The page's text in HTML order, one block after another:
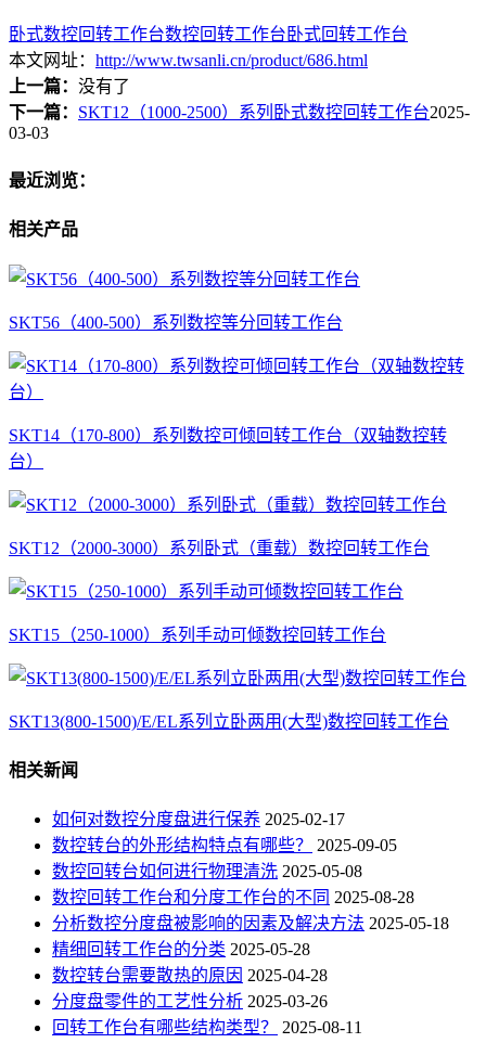
卧式数控回转工作台数控回转工作台卧式回转工作台
本文网址： http://www.twsanli.cn/product/686.html
上一篇： 没有了
下一篇： SKT12（1000-2500）系列卧式数控回转工作台2025-
03-03
最近浏览：
相关产品
SKT56（400-500）系列数控等分回转工作台
SKT14（170-800）系列数控可倾回转工作台（双轴数控转
台）
SKT12（2000-3000）系列卧式（重载）数控回转工作台
SKT15（250-1000）系列手动可倾数控回转工作台
SKT13(800-1500)/E/EL系列立卧两用(大型)数控回转工作台
相关新闻
如何对数控分度盘进行保养 2025-02-17
数控转台的外形结构特点有哪些？
2025-09-05
数控回转台如何进行物理清洗 2025-05-08
数控回转工作台和分度工作台的不同 2025-08-28
分析数控分度盘被影响的因素及解决方法 2025-05-18
精细回转工作台的分类 2025-05-28
数控转台需要散热的原因 2025-04-28
分度盘零件的工艺性分析 2025-03-26
回转工作台有哪些结构类型？
2025-08-11